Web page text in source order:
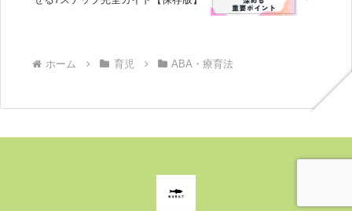
ABA療法とは？自閉症支援を成功さ